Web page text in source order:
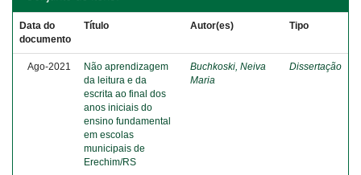
Data do
documento
Título Autor(es) Tipo
Ago-2021
Não aprendizagem
da leitura e da
escrita ao final dos
anos iniciais do
ensino fundamental
em escolas
municipais de
Erechim/RS
Buchkoski, Neiva
Maria
Dissertação